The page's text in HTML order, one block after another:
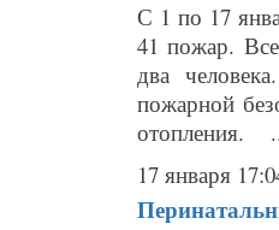
С 1 по 17
41 пожар.
два
пожарной
отопления.
17 января